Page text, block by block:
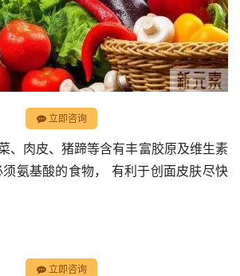
立即咨询
、肉皮、猪蹄等含有丰富胶原及维生素
氨基酸的食物， 有利于创面皮肤尽快
立即咨询